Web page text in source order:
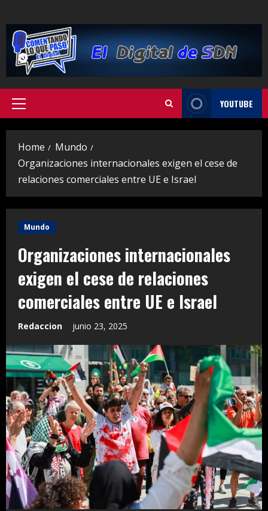
to
content
Primary
YOUTUBE
Home
Mundo
Organizaciones internacionales exigen el cese de
relaciones comerciales entre UE e Israel
Mundo
Organizaciones internacionales
exigen el cese de relaciones
comerciales entre UE e Israel
Redaccion junio 23, 2025